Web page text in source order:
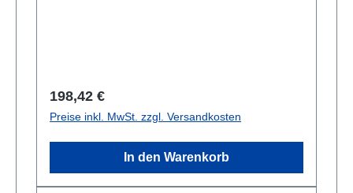
Regulärer Preis:
198,42 €
Preise inkl. MwSt. zzgl. Versandkosten
In den Warenkorb